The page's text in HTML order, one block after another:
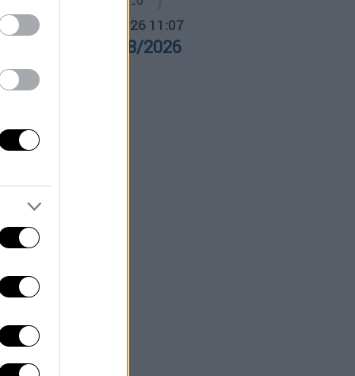
Ελλάδος... 04.08.2026 11:07
Ελλάδος 04/08/2026